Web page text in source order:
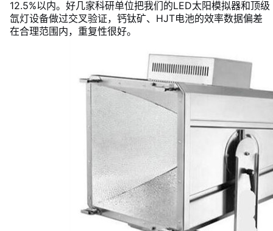
12.5%以内。好几家科研单位把我们的LED太阳模拟器和顶级
氙灯设备做过交叉验证，钙钛矿、HJT电池的效率数据偏差
在合理范围内，重复性很好。